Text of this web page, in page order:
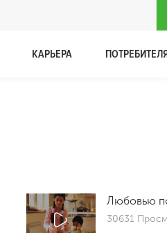
КАРЬЕРА
Любовью
30631